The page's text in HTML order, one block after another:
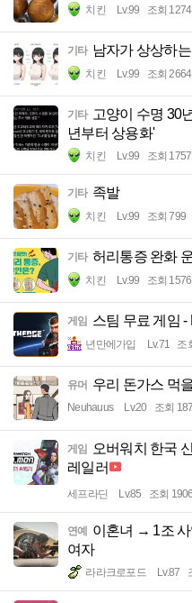
치킨 Lv.99 조회 1274
기타 남자가 상상하
치킨 Lv.99 조회 2664
기타 고양이 수명 30
년부터 상용화'
치킨 Lv.99 조회 1757
기타 족발
치킨 Lv.99 조회 799
기타 허리통증 완화
치킨 Lv.99 조회 1576
게임 스팀 무료 게임 -
년만에가입 Lv.71 조
유머 우리 돈가스 먹
Neuhauus Lv.20 조회
게임 오버워치 한국
레일러
세프라딘 Lv.85 조회 1906
연예 이혼녀 → 1조 사
여자
라라크로포드 Lv.87